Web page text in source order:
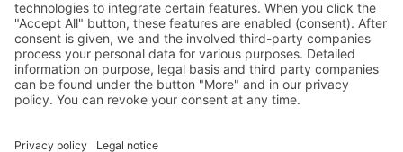
Fax: +49 (0) 7344 92905-10
info@luxamed.de
www.luxamed.de